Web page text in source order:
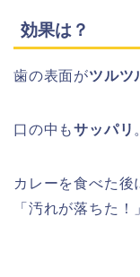
効果は？
歯の表面がツルツ
口の中もサッパリ
カレーを食べた
「汚れが落ちた！